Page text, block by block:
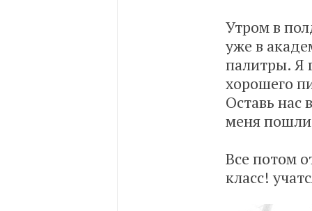
Утром в
уже в
палитры. Я
хорошего
Оставь нас
меня пошли
Все потом
класс!